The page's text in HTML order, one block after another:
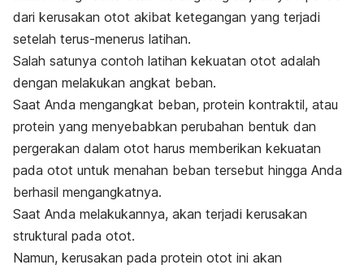
dari kerusakan otot akibat ketegangan yang terjadi
setelah terus-menerus latihan.
Salah satunya contoh latihan kekuatan otot adalah
dengan melakukan angkat beban.
Saat Anda mengangkat beban, protein kontraktil, atau
protein yang menyebabkan perubahan bentuk dan
pergerakan dalam otot harus memberikan kekuatan
pada otot untuk menahan beban tersebut hingga Anda
berhasil mengangkatnya.
Saat Anda melakukannya, akan terjadi kerusakan
struktural pada otot.
Namun, kerusakan pada protein otot ini akan